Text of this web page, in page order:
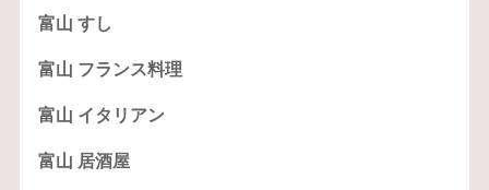
富山 すし
富山 フランス料理
富山 イタリアン
富山 居酒屋